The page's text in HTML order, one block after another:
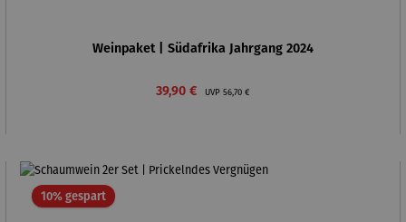
Weinpaket | Südafrika Jahrgang 2024
Verkaufspreis:
39,90 € UVP Regulärer Preis:
56,70 €
10% gespartRabatt